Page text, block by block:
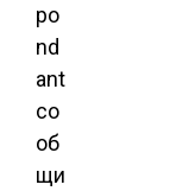
po
nd
ant
со
об
щи